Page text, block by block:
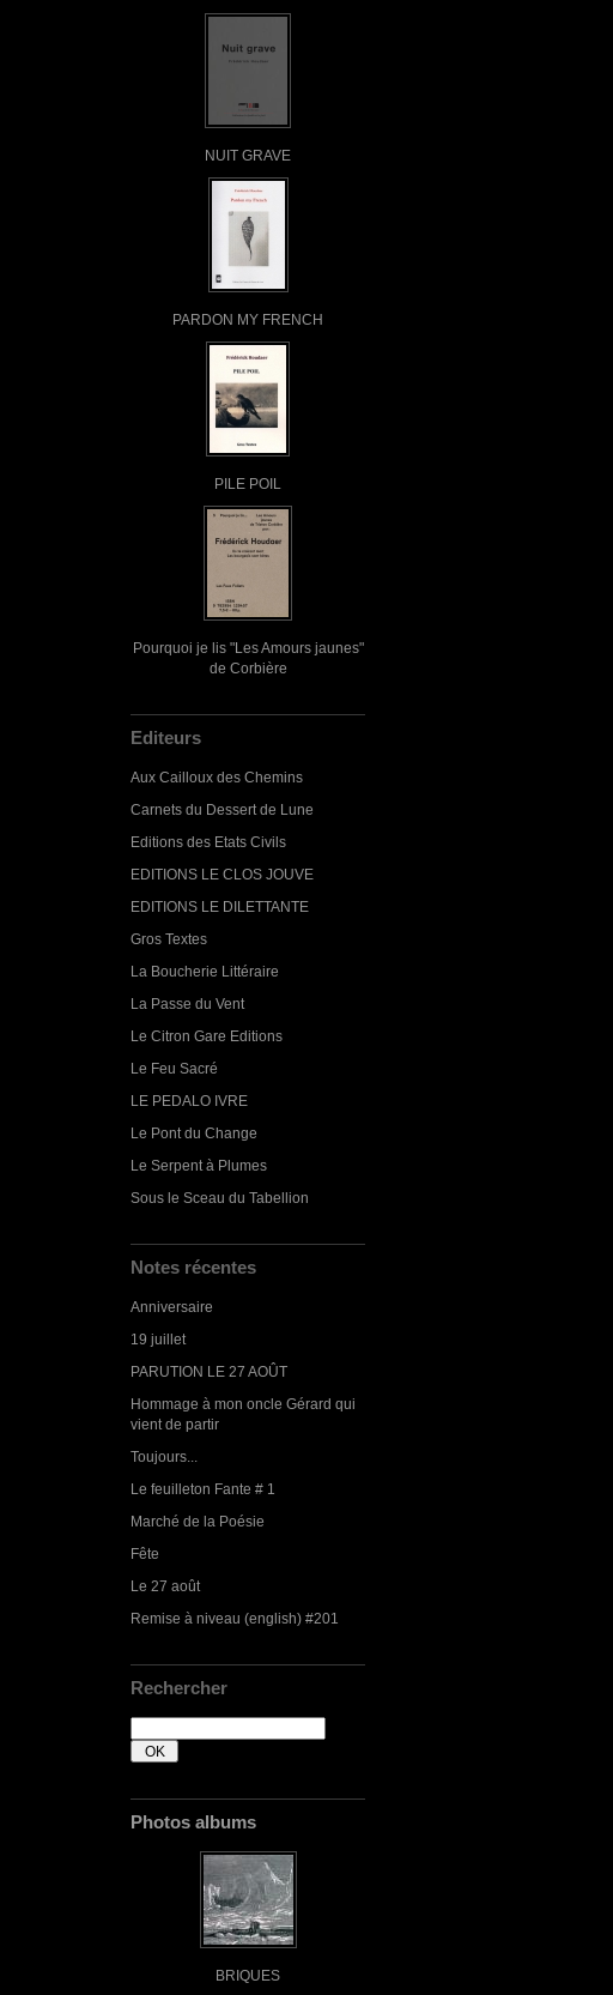
NUIT GRAVE
PARDON MY FRENCH
PILE POIL
Pourquoi je lis "Les Amours jaunes"
de Corbière
Editeurs
Aux Cailloux des Chemins
Carnets du Dessert de Lune
Editions des Etats Civils
EDITIONS LE CLOS JOUVE
EDITIONS LE DILETTANTE
Gros Textes
La Boucherie Littéraire
La Passe du Vent
Le Citron Gare Editions
Le Feu Sacré
LE PEDALO IVRE
Le Pont du Change
Le Serpent à Plumes
Sous le Sceau du Tabellion
Notes récentes
Anniversaire
19 juillet
PARUTION LE 27 AOÛT
Hommage à mon oncle Gérard qui
vient de partir
Toujours...
Le feuilleton Fante # 1
Marché de la Poésie
Fête
Le 27 août
Remise à niveau (english) #201
Rechercher
Photos albums
BRIQUES